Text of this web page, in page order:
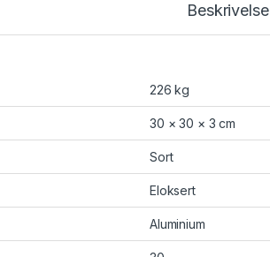
Beskrivelse
226 kg
30 × 30 × 3 cm
Sort
Eloksert
Aluminium